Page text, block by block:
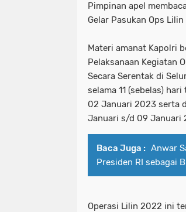
Pimpinan apel
Gelar Pasukan Ops
Materi amanat Kapolri
Pelaksanaan Kegiatan
Secara Serentak di
selama 11 (sebelas)
02 Januari 2023 serta
Januari s/d 09 Januari
Baca Juga : Anwar
Presiden RI sebagai
Operasi Lilin 2022 ini